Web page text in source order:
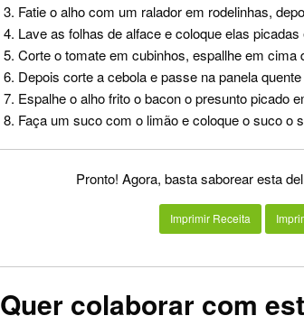
Fatie o alho com um ralador em rodelinhas,
Lave as folhas de alface e coloque elas
Corte o tomate em cubinhos, espallhe em cima
Depois corte a cebola e passe na panela
Espalhe o alho frito o bacon o presunto picado
Faça um suco com o limão e coloque o suco o
Pronto! Agora, basta saborear esta
Imprimir Receita
Quer colaborar com